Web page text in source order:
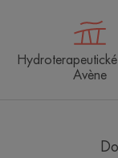
Avène